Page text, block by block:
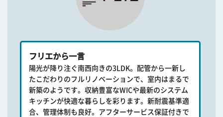
フリエから一言
陽光が降り注ぐ南西向きの3LDK。配管から一新し
たこだわりのフルリノベーションで、室内はまるで
新築のようです。収納豊富なWICや最新のシステム
キッチンが快適な暮らしを彩ります。新耐震基準適
合、管理体制も良好。アフターサービス保証付きで